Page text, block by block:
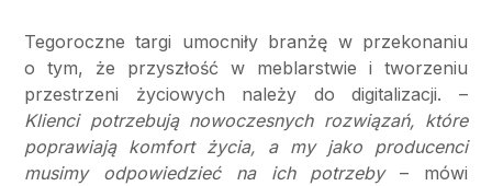
Tegoroczne targi umocniły branżę w przekonaniu
o tym, że przyszłość w meblarstwie i tworzeniu
przestrzeni życiowych należy do digitalizacji. –
Klienci potrzebują nowoczesnych rozwiązań, które
poprawiają komfort życia, a my jako producenci
musimy odpowiedzieć na ich potrzeby– mówi